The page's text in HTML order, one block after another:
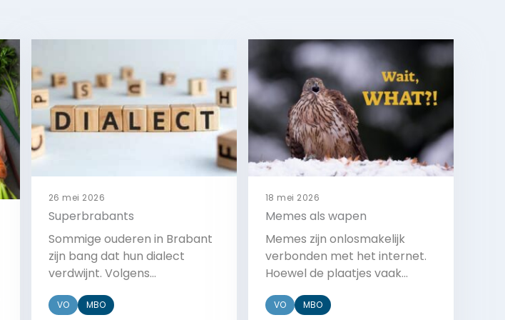
26 mei 2026
Superbrabants
Sommige ouderen in Brabant
zijn bang dat hun dialect
verdwijnt. Volgens
hoeven ze daar niet bang
VO MBO
18 mei 2026
Memes als wapen
Memes zijn onlosmakelijk
verbonden met het internet.
Hoewel de plaatjes vaak
meer invloed dan je misschien
VO MBO